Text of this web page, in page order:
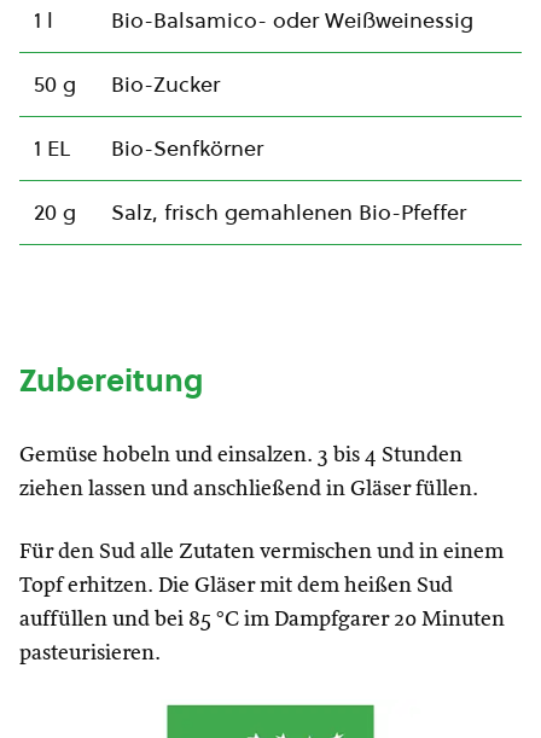
1 l Bio-Balsamico- oder Weißweinessig
50 g Bio-Zucker
1 EL Bio-Senfkörner
20 g Salz, frisch gemahlenen Bio-Pfeffer
Zubereitung
Gemüse hobeln und einsalzen. 3 bis 4 Stunden
ziehen lassen und anschließend in Gläser füllen.
Für den Sud alle Zutaten vermischen und in einem
Topf erhitzen. Die Gläser mit dem heißen Sud
auffüllen und bei 85 °C im Dampfgarer 20 Minuten
pasteurisieren.